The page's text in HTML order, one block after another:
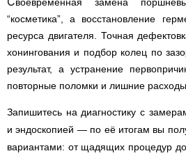
“косметика”, а восстановление
ресурса двигателя. Точная
хонингования и подбор колец по
результат, а устранение
повторные поломки и лишние
Запишитесь на диагностику с
и эндоскопией — по её итогам вы
вариантами: от щадящих процедур